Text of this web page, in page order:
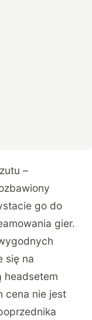
–
go do
gier.
się na
headsetem
cena nie jest